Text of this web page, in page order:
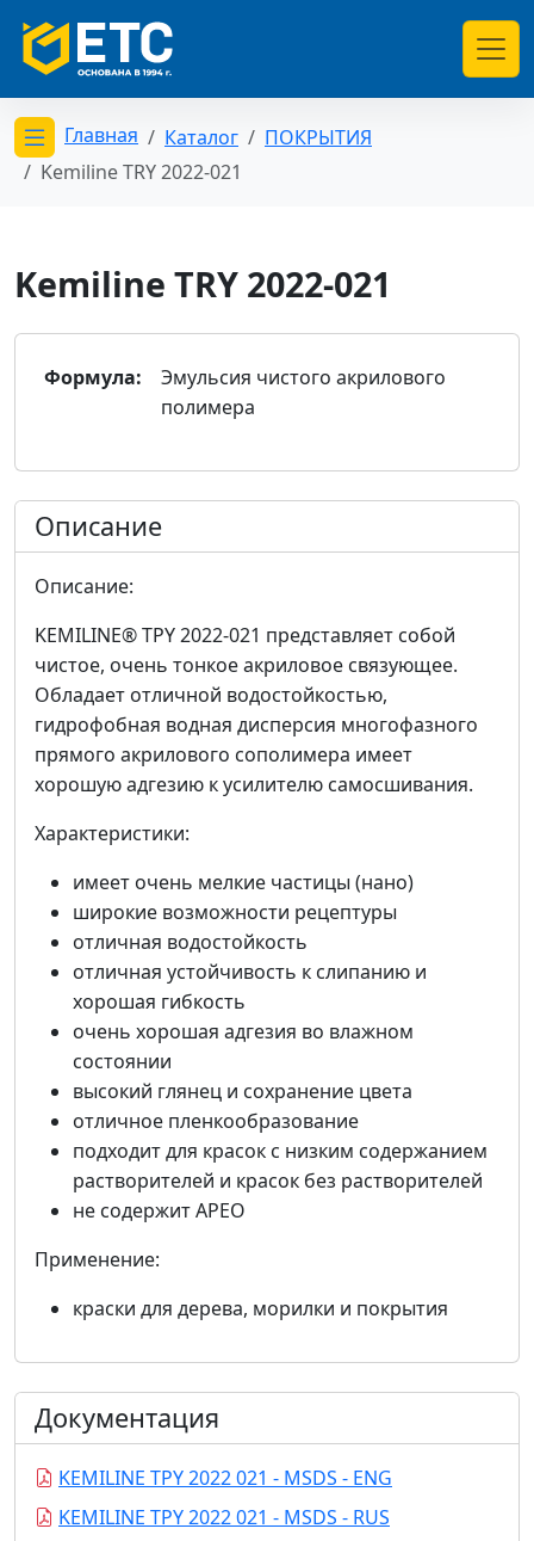
Открыть меню категорий
Главная Каталог
ПОКРЫТИЯ
Kemiline TRY 2022-021
Kemiline TRY 2022-021
Формула:
Эмульсия чистого акрилового
полимера
Описание
Описание:
KEMILINE® TPY 2022-021 представляет собой
чистое, очень тонкое акриловое связующее.
Обладает отличной водостойкостью,
гидрофобная водная дисперсия многофазного
прямого акрилового сополимера имеет
хорошую адгезию к усилителю самосшивания.
Характеристики:
имеет очень мелкие частицы (нано)
широкие возможности рецептуры
отличная водостойкость
отличная устойчивость к слипанию и
хорошая гибкость
очень хорошая адгезия во влажном
состоянии
высокий глянец и сохранение цвета
отличное пленкообразование
подходит для красок с низким содержанием
растворителей и красок без растворителей
не содержит APEO
Применение:
краски для дерева, морилки и покрытия
Документация
KEMILINE TPY 2022 021 - MSDS - ENG
KEMILINE TPY 2022 021 - MSDS - RUS